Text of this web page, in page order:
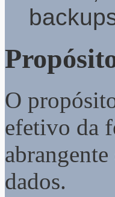
O
efetivo da
dados.